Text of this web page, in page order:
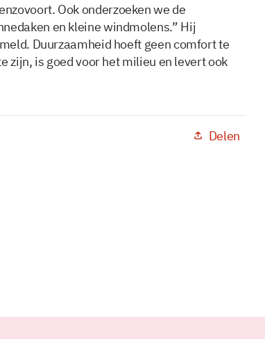
Ook onderzoeken we de
en kleine windmolens.” Hij
Duurzaamheid hoeft geen comfort te
zijn, is goed voor het milieu en levert ook
Delen